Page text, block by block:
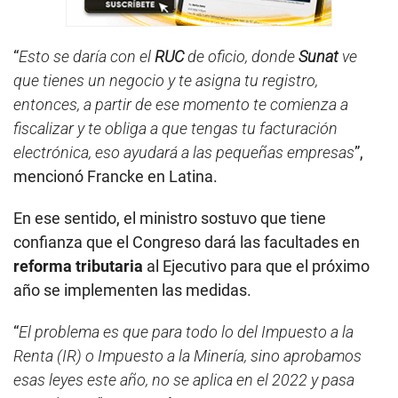
“Esto se daría con elRUCde oficio, dondeSunatve
que tienes un negocio y te asigna tu registro,
entonces, a partir de ese momento te comienza a
fiscalizar y te obliga a que tengas tu facturación
electrónica, eso ayudará a las pequeñas empresas”,
mencionó Francke en Latina.
En ese sentido, el ministro sostuvo que tiene
confianza que el Congreso dará las facultades en
reforma tributaria al Ejecutivo para que el próximo
año se implementen las medidas.
“El problema es que para todo lo del Impuesto a la
Renta (IR) o Impuesto a la Minería, sino aprobamos
esas leyes este año, no se aplica en el 2022 y pasa